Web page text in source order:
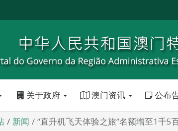
关于政府 澳门资讯 公布
新闻 “直升机飞天体验之旅”名额增至1千5